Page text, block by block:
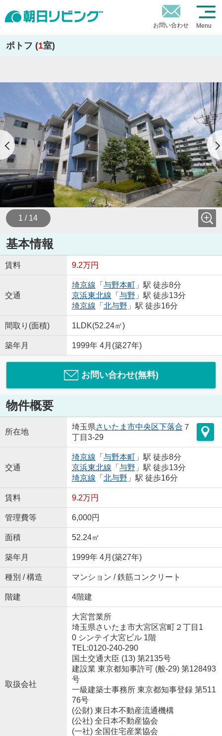
お問い合わせ Menu
ポトフ (1室)
1 / 14
基本情報
賃料 9.2万円
交通
埼京線 「 与野本町」駅 徒歩8分
京浜東北線 「 与野 」駅 徒歩13分
埼京線 「 北与野 」駅 徒歩16分
間取り(面積) 1LDK(52.24㎡)
築年月 1999年 4月(築27年)
お問い合わせ(無料)
物件概要
所在地
埼玉県さいたま市中央区下落合 ７
丁目3-29
交通
埼京線 「 与野本町」駅 徒歩8分
京浜東北線 「 与野 」駅 徒歩13分
埼京線 「 北与野 」駅 徒歩16分
賃料 9.2万円
管理費等 6,000円
面積 52.24㎡
築年月 1999年 4月(築27年)
種別 / 構造 マンション / 鉄筋コンクリート
階建 4階建
取扱会社
大宮営業所
埼玉県さいたま市大宮区宮町２丁目1
0 シンテイ大宮ビル 1階
TEL:0120-240-290
国土交通大臣 (13) 第2135号
建設業 東京都知事許可 (般-29) 第128493
号
一級建築士事務所 東京都知事登録 第511
76号
(公財) 東日本不動産流通機構
(公社) 全日本不動産協会
(一社) 全国住宅産業協会